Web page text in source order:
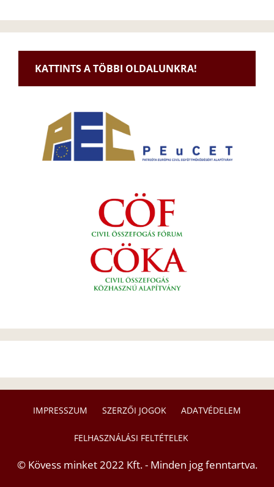
KATTINTS A TÖBBI OLDALUNKRA!
IMPRESSZUM SZERZŐI JOGOK ADATVÉDELEM
FELHASZNÁLÁSI FELTÉTELEK
© Kövess minket 2022 Kft. - Minden jog fenntartva.